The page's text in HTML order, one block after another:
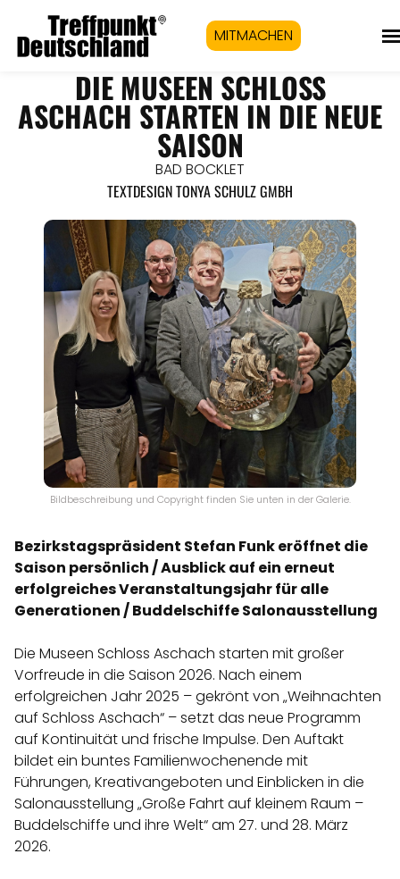
MITMACHEN
DIE MUSEEN SCHLOSS
ASCHACH STARTEN IN DIE NEUE
SAISON
BAD BOCKLET
TEXTDESIGN TONYA SCHULZ GMBH
Bildbeschreibung und Copyright finden Sie unten in der Galerie.
Bezirkstagspräsident Stefan Funk eröffnet die
Saison persönlich / Ausblick auf ein erneut
erfolgreiches Veranstaltungsjahr für alle
Generationen / Buddelschiffe Salonausstellung
Die Museen Schloss Aschach starten mit großer
Vorfreude in die Saison 2026. Nach einem
erfolgreichen Jahr 2025 – gekrönt von „Weihnachten
auf Schloss Aschach“ – setzt das neue Programm
auf Kontinuität und frische Impulse. Den Auftakt
bildet ein buntes Familienwochenende mit
Führungen, Kreativangeboten und Einblicken in die
Salonausstellung „Große Fahrt auf kleinem Raum –
Buddelschiffe und ihre Welt“ am 27. und 28. März
2026.